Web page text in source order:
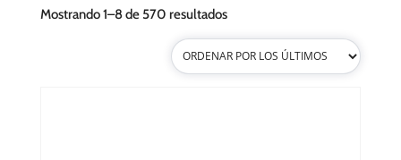
Mostrando 1–8 de 570 resultadosOrdenado
los
últimos